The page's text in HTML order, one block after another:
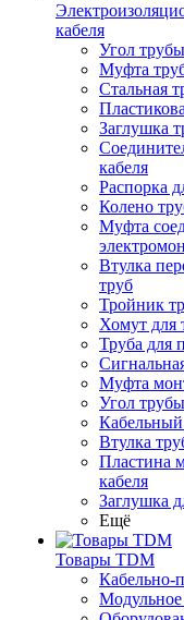
кабеля
Угол
Муфта
Стальная
Заглушка
кабеля
Распорка
Колено
Муфта
Втулка
труб
Тройник
Хомут для
Труба для
Муфта
Угол
Втулка
Пластина
кабеля
Заглушка
Ещё
Товары TDM
Кабельно-
Модульное